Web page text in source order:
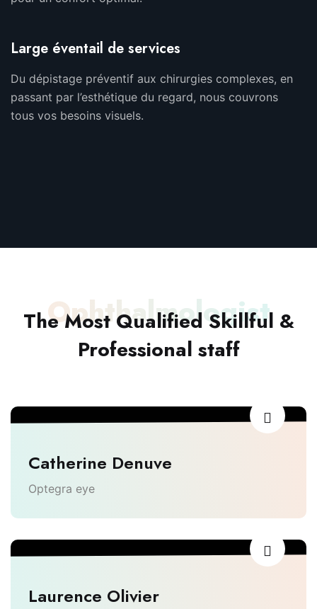
Large éventail de services
Du dépistage préventif aux chirurgies complexes, en
passant par l’esthétique du regard, nous couvrons
tous vos besoins visuels.
Ophthalmologist
The Most Qualified Skillful &
Professional staff
Catherine Denuve
Optegra eye
Laurence Olivier